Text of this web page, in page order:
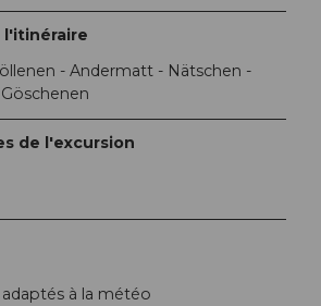
l'itinéraire
- Andermatt - Nätschen -
de l'excursion
à la météo